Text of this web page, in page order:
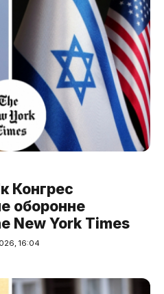
Конгрес
оборонне
New York Times
16:04